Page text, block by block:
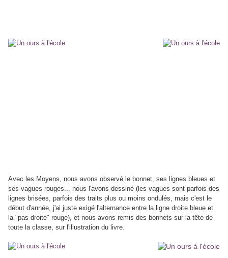
Avec les Moyens, nous avons observé le bonnet, ses lignes bleues et
ses vagues rouges... nous l'avons dessiné (les vagues sont parfois des
lignes brisées, parfois des traits plus ou moins ondulés, mais c'est le
début d'année, j'ai juste exigé l'alternance entre la ligne droite bleue et
la "pas droite" rouge), et nous avons remis des bonnets sur la tête de
toute la classe, sur l'illustration du livre.